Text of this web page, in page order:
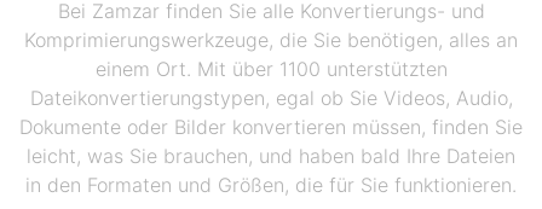
Bei Zamzar finden Sie alle Konvertierungs- und
Komprimierungswerkzeuge, die Sie benötigen, alles an
einem Ort. Mit über 1100 unterstützten
Dateikonvertierungstypen, egal ob Sie Videos, Audio,
Dokumente oder Bilder konvertieren müssen, finden Sie
leicht, was Sie brauchen, und haben bald Ihre Dateien
in den Formaten und Größen, die für Sie funktionieren.